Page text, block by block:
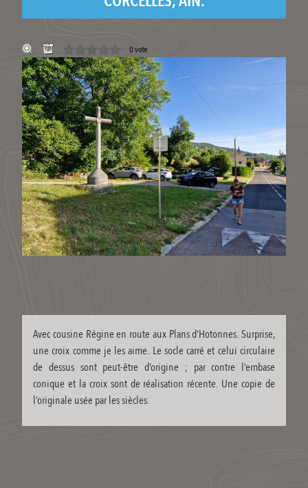
0 vote
Avec cousine Régine en route aux Plans d’Hotonnes. Surprise,
une croix comme je les aime. Le socle carré et celui circulaire
de dessus sont peut-être d’origine ; par contre l’embase
conique et la croix sont de réalisation récente. Une copie de
l’originale usée par les siècles.